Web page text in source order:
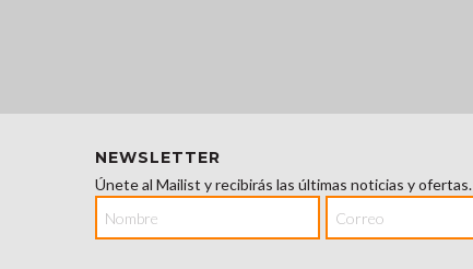
NEWSLETTER
Únete al Mailist y recibirás las últimas noticias y ofertas.